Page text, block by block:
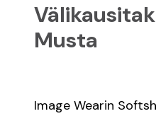
Musta
Image Wearin